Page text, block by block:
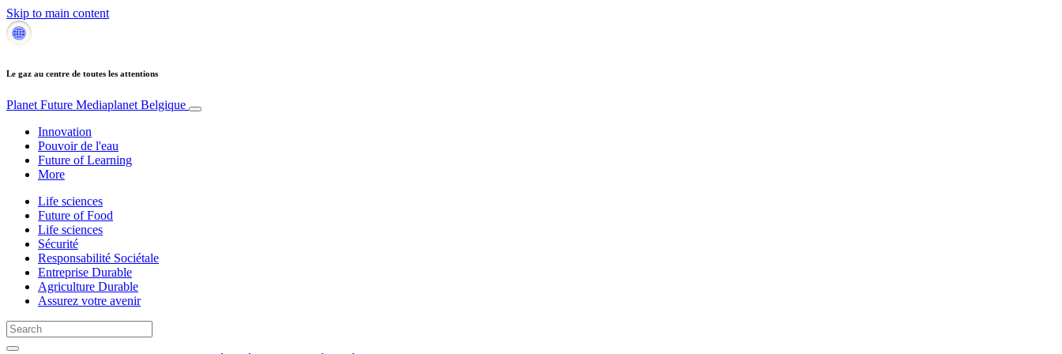
Skip to main content
Le gaz au centre de toutes les attentions
Planet Future Mediaplanet Belgique
Innovation
Pouvoir de l'eau
Future of Learning
More
Life sciences
Future of Food
Life sciences
Sécurité
Responsabilité Sociétale
Entreprise Durable
Agriculture Durable
Assurez votre avenir